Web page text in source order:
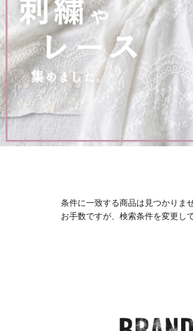
条件に一致する商品は見つかりま
お手数ですが、検索条件を変更し